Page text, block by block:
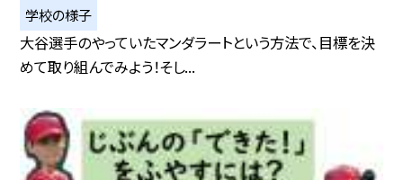
学校の様子
大谷選手のやっていたマンダラートという方法で、目標を決
めて取り組んでみよう！そし...